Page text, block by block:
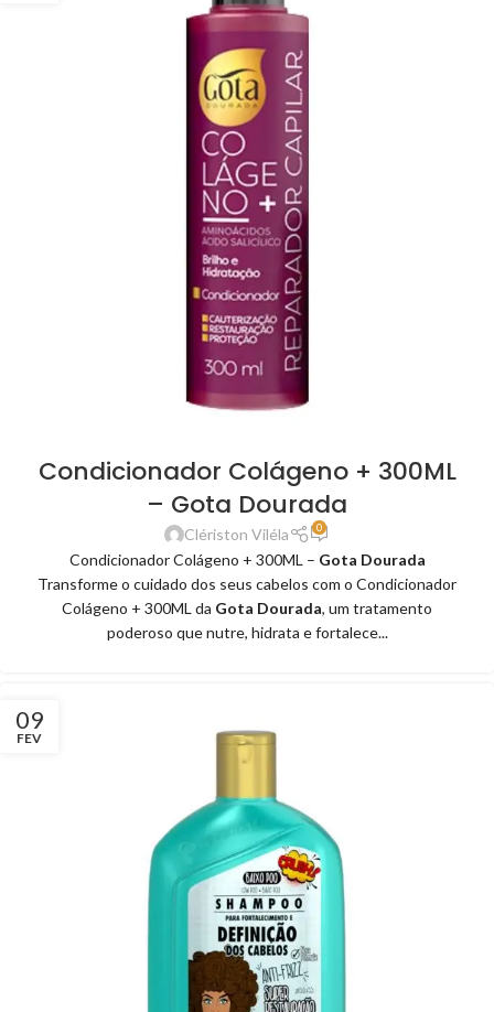
Condicionador Colágeno + 300ML
– Gota Dourada
Clériston Viléla 0
Condicionador Colágeno + 300ML – Gota Dourada
Transforme o cuidado dos seus cabelos com o Condicionador
Colágeno + 300ML da Gota Dourada, um tratamento
poderoso que nutre, hidrata e fortalece...
09
FEV